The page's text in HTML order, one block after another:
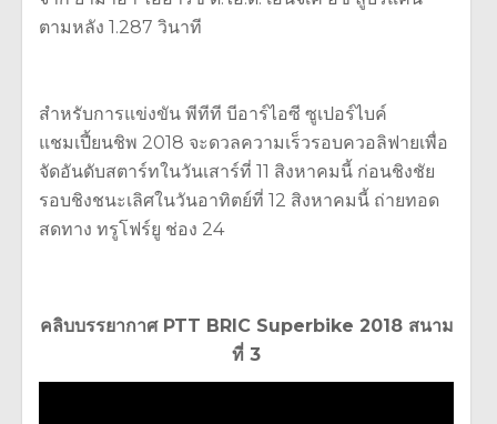
ตามหลัง 1.287 วินาที
สำหรับการแข่งขัน พีทีที บีอาร์ไอซี ซูเปอร์ไบค์
แชมเปี้ยนชิพ 2018 จะดวลความเร็วรอบควอลิฟายเพื่อ
จัดอันดับสตาร์ทในวันเสาร์ที่ 11 สิงหาคมนี้ ก่อนชิงชัย
รอบชิงชนะเลิศในวันอาทิตย์ที่ 12 สิงหาคมนี้ ถ่ายทอด
สดทาง ทรูโฟร์ยู ช่อง 24
คลิบบรรยากาศ PTT BRIC Superbike 2018 สนาม
ที่ 3